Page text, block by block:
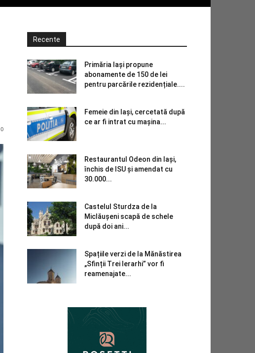
0
Recente
Primăria Iași propune
abonamente de 150 de lei
pentru parcările rezidențiale....
Femeie din Iași, cercetată după
ce ar fi intrat cu mașina...
Restaurantul Odeon din Iași,
închis de ISU și amendat cu
30.000...
Castelul Sturdza de la
Miclăușeni scapă de schele
după doi ani...
Spațiile verzi de la Mănăstirea
„Sfinții Trei Ierarhi” vor fi
reamenajate...